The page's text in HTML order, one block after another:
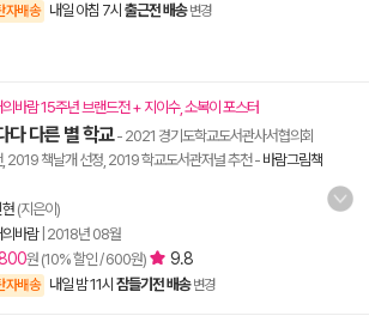
자배송 내일 아침 7시 출근전 배송 변경
바람 15주년 브랜드전 + 지이수, 소복이 포스터
다 다른 별 학교- 2021 경기도학교도서관사서협의회
2019 책날개 선정, 2019 학교도서관저널 추천- 바람그림책
(지은이)
바람| 2018년 08월
원 (10% 할인 / 600원) 9.8
자배송 내일 밤 11시 잠들기전 배송 변경